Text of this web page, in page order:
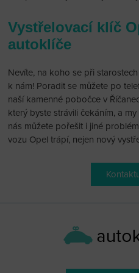
Vystřelovací klíč
autoklíče
Nevíte, na koho se při
k nám! Poradit se můžete po
naší kamenné pobočce v
který byste strávili čekáním, a
nás můžete pořešit i jiné
vozu Opel trápí, nejen nový